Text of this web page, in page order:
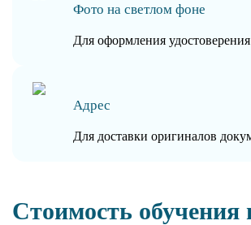
Фото на светлом фоне
Для оформления удостоверения
Адрес
Для доставки оригиналов
Стоимость обучения